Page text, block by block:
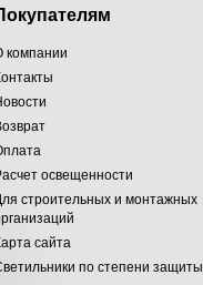
компании
освещенности
строительных и монтажных
сайта
по степени защиты